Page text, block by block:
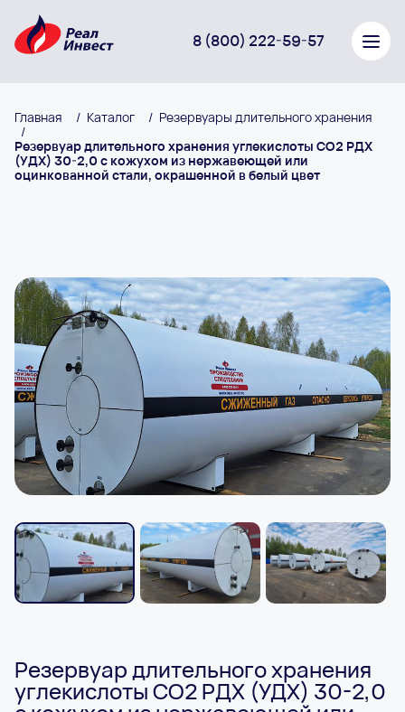
8 (800) 222-59-57
Главная / Каталог / Резервуары длительного хранения
/
Резервуар длительного хранения углекислоты СО2 РДХ
(УДХ) 30-2,0 с кожухом из нержавеющей или
оцинкованной стали, окрашенной в белый цвет
Резервуар длительного хранения
углекислоты СО2 РДХ (УДХ) 30-2,0